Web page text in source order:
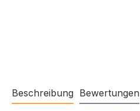
Beschreibung Bewertungen